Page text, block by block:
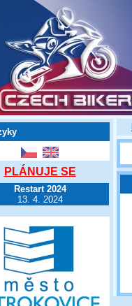
PLÁNUJE SE
Restart 2024
13. 4. 2024